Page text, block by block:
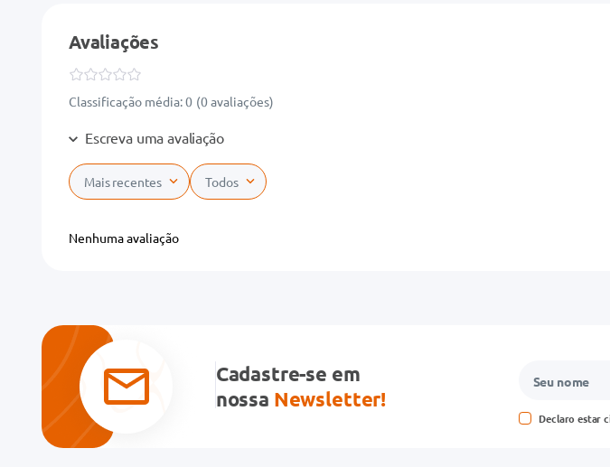
Avaliações
Classificação média: 0 (0 avaliações)
Escreva uma avaliação
Adicionar avaliação
Avalie o produto de 1 a 5 estrelas
★★★
Seu nome
Mais recentes Todos
Nenhuma avaliação
Cadastre-se em
nossa Newsletter!
Declaro estar